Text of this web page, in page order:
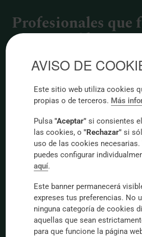
Profesionales que
equipo médico
desprendimiento
AVISO DE
Este sitio web utiliza cookies
propias o de terceros. Más
Pulsa "Aceptar"si consientes
las cookies, o "Rechazar"si
uso de las cookies necesarias.
puedes configurar
aquí.
Este banner permanecerá
expreses tus preferencias. No
ninguna categoría de cookies
aquellas que sean
para que funcione la página